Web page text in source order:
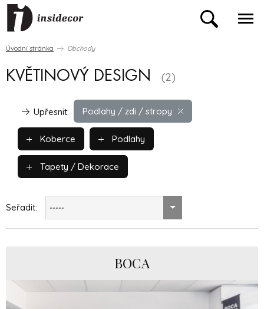
Úvodní stránka Obchody
KVĚTINOVÝ DESIGN (2)
Podlahy / zdi / stropy
Upřesnit:
Koberce Podlahy
Tapety / Dekorace
Seřadit: -----
BOCA